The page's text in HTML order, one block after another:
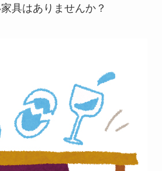
具はありませんか？